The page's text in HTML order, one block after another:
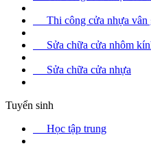
Thi công cửa nhựa vân
Sửa chữa cửa nhôm
Sửa chữa cửa nhựa
Tuyển sinh
Học tập trung